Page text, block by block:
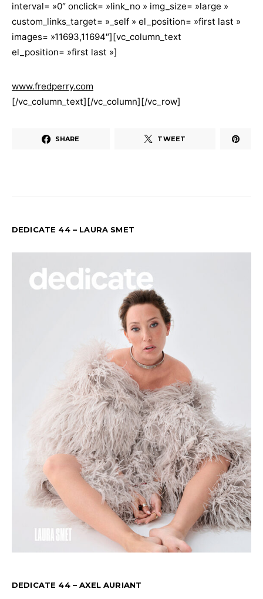
interval= »0″ onclick= »link_no » img_size= »large »
custom_links_target= »_self » el_position= »first last »
images= »11693,11694″][vc_column_text
el_position= »first last »]
www.fredperry.com
[/vc_column_text][/vc_column][/vc_row]
SHARE TWEET
DEDICATE 44 – LAURA SMET
DEDICATE 44 – AXEL AURIANT